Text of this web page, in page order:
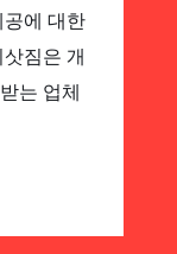
에 대한
짐은 개
는 업체